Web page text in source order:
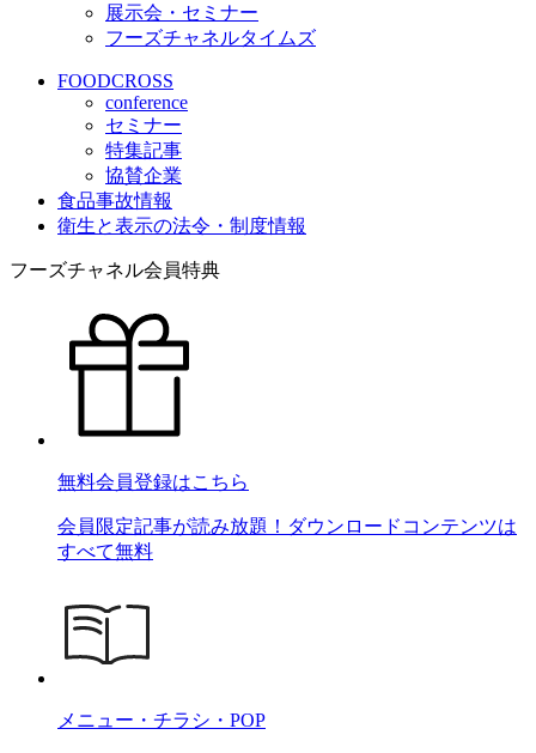
展示会・セミナー
フーズチャネルタイムズ
FOODCROSS
conference
セミナー
特集記事
協賛企業
食品事故情報
衛生と表示の法令・制度情報
フーズチャネル会員特典
無料会員登録はこちら
会員限定記事が読み放題！ダウンロードコンテンツは
すべて無料
メニュー・チラシ・POP